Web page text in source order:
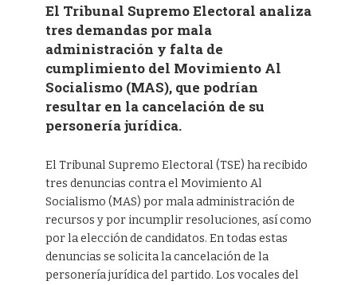
El Tribunal Supremo Electoral analiza
tres demandas por mala
administración y falta de
cumplimiento del Movimiento Al
Socialismo (MAS), que podrían
resultar en la cancelación de su
personería jurídica.
El Tribunal Supremo Electoral (TSE) ha recibido
tres denuncias contra el Movimiento Al
Socialismo (MAS) por mala administración de
recursos y por incumplir resoluciones, así como
por la elección de candidatos. En todas estas
denuncias se solicita la cancelación de la
personería jurídica del partido. Los vocales del